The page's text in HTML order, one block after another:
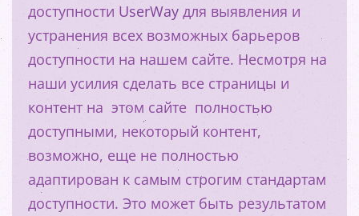
доступности UserWay для выявления и
устранения всех возможных барьеров
доступности на нашем сайте. Несмотря на
наши усилия сделать все страницы и
контент на этом сайте полностью
доступными, некоторый контент,
возможно, еще не полностью
адаптирован к самым строгим стандартам
доступности. Это может быть результатом